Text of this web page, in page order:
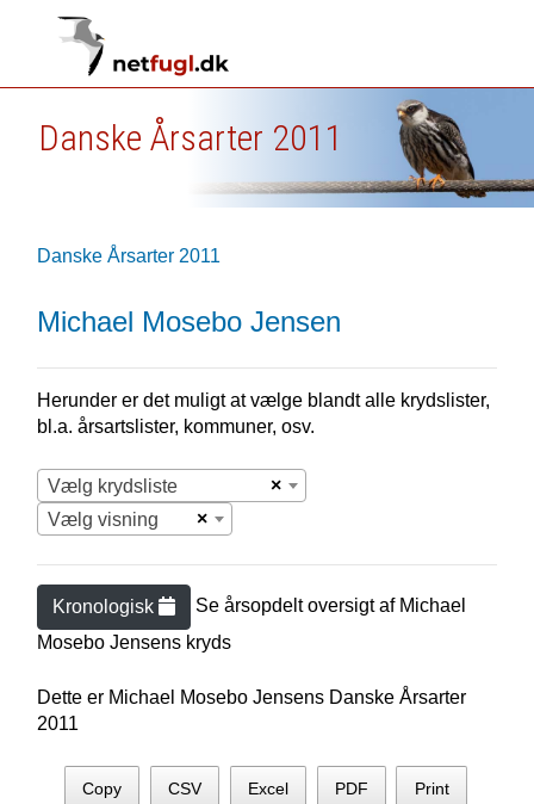
Danske Årsarter 2011
Danske Årsarter 2011
Michael Mosebo Jensen
Herunder er det muligt at vælge blandt alle krydslister,
bl.a. årsartslister, kommuner, osv.
×
Vælg krydsliste
×
Vælg visning
Kronologisk Se årsopdelt oversigt af Michael
Mosebo Jensens kryds
Dette er Michael Mosebo Jensens Danske Årsarter
2011
Copy CSV Excel PDF Print